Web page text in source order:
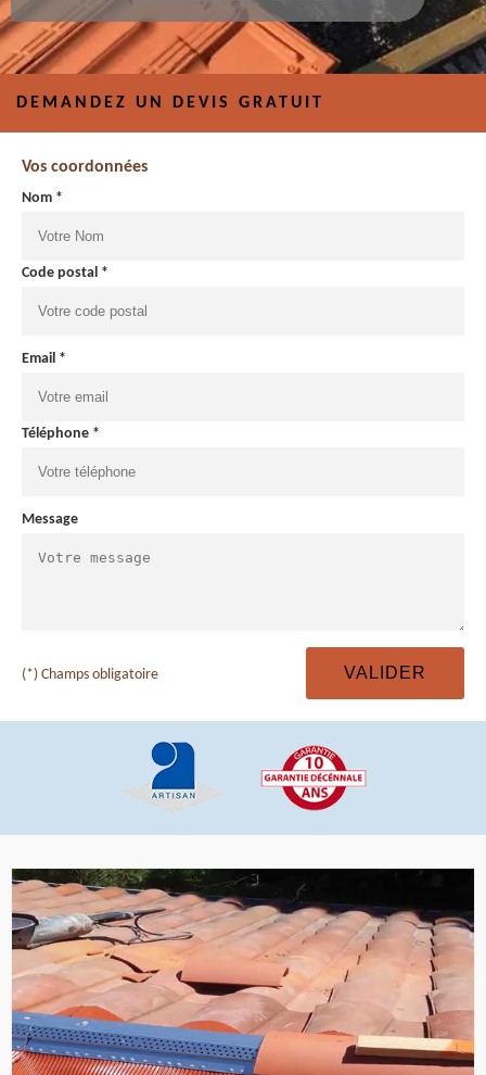
DEMANDEZ UN DEVIS GRATUIT
Vos coordonnées
Nom *
Code postal *
Email *
Téléphone *
Message
(*) Champs obligatoire